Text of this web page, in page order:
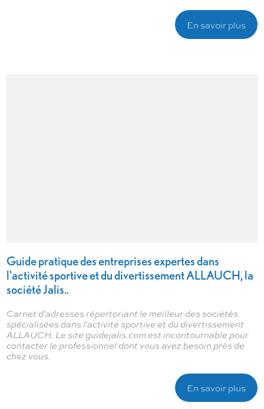
En savoir plus
Guide pratique des entreprises expertes dans
l'activité sportive et du divertissement ALLAUCH, la
société Jalis..
Carnet d'adresses répertoriant le meilleur des sociétés
spécialisées dans l'activité sportive et du divertissement
ALLAUCH. Le site guidejalis.com est incontournable pour
contacter le professionnel dont vous avez besoin près de
chez vous.
En savoir plus